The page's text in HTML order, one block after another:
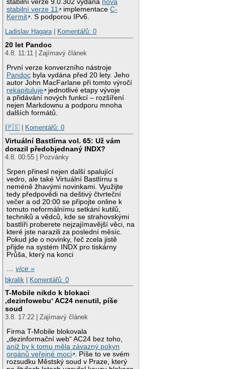
stabilní verze 9.0.302 vydána nová
stabilní verze 11
implementaceC-
Kermit
. S podporou IPv6.
Ladislav Hagara| Komentářů: 0
20 let Pandoc
4.8. 11:11 | Zajímavý článek
První verze konverzního nástroje
Pandoc byla vydána před 20 lety. Jeho
autor John MacFarlane při tomto výročí
rekapituluje
jednotlivé etapy vývoje
a přidávání nových funkcí – rozšíření
nejen Markdownu a podporu mnoha
dalších formátů.
|🇵🇸
Komentářů: 0
Virtuální Bastlírna vol. 65: Už vám
dorazil předobjednaný INDX?
4.8. 00:55 | Pozvánky
Srpen přinesl nejen další spalující
vedro, ale také Virtuální Bastlírnu s
neméně žhavými novinkami. Využijte
tedy předpovědi na deštivý čtvrteční
večer a od 20:00 se připojte online k
tomuto neformálnímu setkání kutilů,
techniků a vědců, kde se strahovskými
bastlíři proberete nejzajímavější věci, na
které jste narazili za poslední měsíc.
Pokud jde o novinky, řeč zcela jistě
přijde na systém INDX pro tiskárny
Průša, který na konci
…více »
bkralik | Komentářů: 0
T-Mobile nikdo k blokaci
‚dezinfowebu‘ AC24 nenutil, píše
soud
3.8. 17:22 | Zajímavý článek
Firma T-Mobile blokovala
„dezinformační web“ AC24 bez toho,
aniž by k tomu měla závazný pokyn
orgánů veřejné moci
. Píše to ve svém
rozsudku Městský soud v Praze, který